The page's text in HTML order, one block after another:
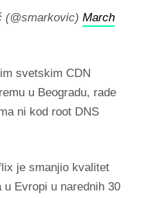
(@smarkovic) March
svetskim CDN
u Beogradu, rade
ni kod root DNS
je smanjio kvalitet
Evropi u narednih 30